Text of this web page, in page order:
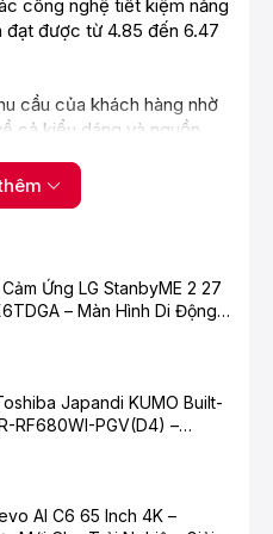
công nghệ tiết kiệm năng
đạt được từ 4.85 đến 6.47
cầu của khách hàng nhờ
cả kiểu dáng và nguồn
Cassette thổi gió đồng
và cảm giác khó chịu
độ đồng đều
êm ái
bị được lắp đặt trong
Ứng LG StanbyME 2 27
– Màn Hình Di Động
Japandi KUMO Built-
RF680WI-PGV(D4) –
AI C6 65 Inch 4K –